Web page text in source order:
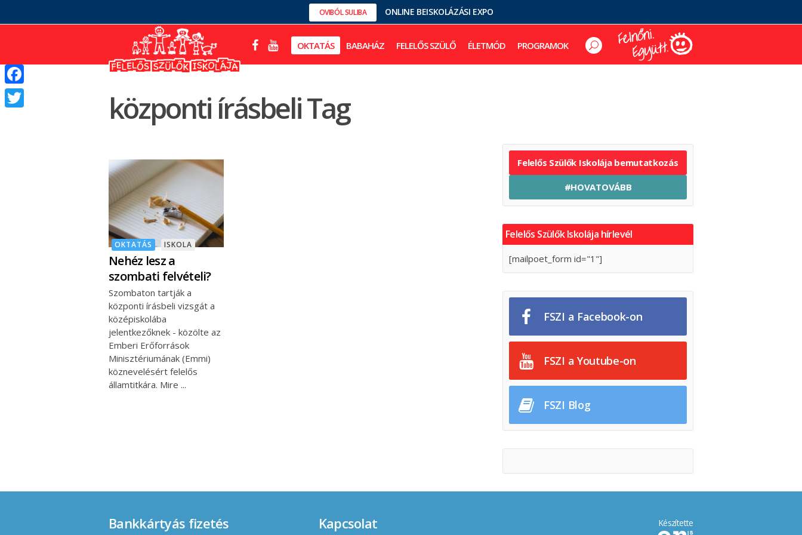
OVIBÓL SULIBA ONLINE BEISKOLÁZÁSI EXPO
OKTATÁS BABAHÁZ FELELŐS SZÜLŐ ÉLETMÓD PROGRAMOK
központi írásbeli Tag
OKTATÁS ISKOLA
Nehéz lesz a
szombati felvételi?
Szombaton tartják a
központi írásbeli vizsgát a
középiskolába
jelentkezőknek - közölte az
Emberi Erőforrások
Minisztériumának (Emmi)
köznevelésért felelős
államtitkára. Mire
Felelős Szülők Iskolája bemutatkozás
#HOVATOVÁBB
Felelős Szülők Iskolája hírlevél
[mailpoet_form id="1"]
FSZI a Facebook-on
FSZI a Youtube-on
FSZI Blog
Bankkártyás fizetés Kapcsolat Készítette
Facebook